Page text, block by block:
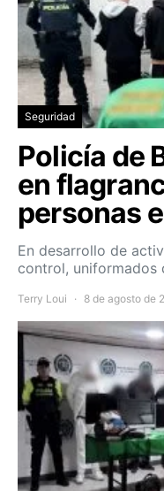
Seguridad
Policía de
en
personas
En desarrollo de
control, uniformados
Terry Loui 8 de agosto de